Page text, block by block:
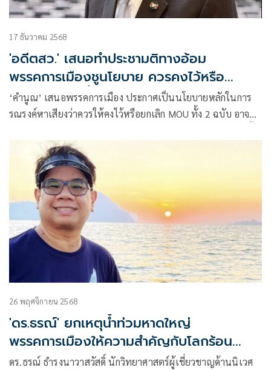
17 ธันวาคม 2568
'อดีตสว.' เสนอทำประชามติทางอ้อม
พรรคการเมืองชูนโยบาย ควรคงไว้หรือ
ยกเลิก MOUทั้ง 2 ฉบับ
‘คำนูณ’ เสนอพรรคการเมือง ประกาศเป็นนโยบายหลักในการ
รณรงค์หาเสียงว่าควรให้คงไว้หรือยกเลิก MOU ทั้ง 2 ฉบับ อาจ
26 พฤศจิกายน 2568
'ดร.ธรณ์' ยกเหตุน้ำท่วมหาดใหญ่
พรรคการเมืองให้ความสำคัญกับโลกร้อน
กลายเป็นนโยบายหลัก
ดร.ธรณ์ ธำรงนาวาสวัสดิ์ นักวิทยาศาสตร์ผู้เชี่ยวชาญด้านนิเวศ